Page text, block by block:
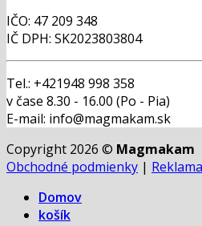
IČO: 47 209 348
IČ DPH: SK2023803804
Tel.: +421948 998 358
v čase 8.30 - 16.00 (Po - Pia)
E-mail: info@magmakam.sk
Copyright 2026 © Magmakam
Obchodné podmienky |
Domov
košík